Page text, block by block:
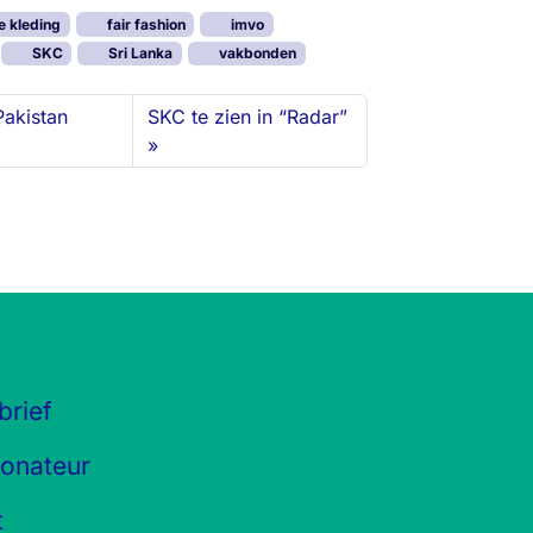
kleding fair fashion
imvo
SKC Sri Lanka vakbonden
SKC te zien in “Radar”